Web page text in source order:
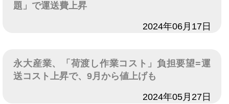
題」で運送費上昇
2024年06月17日
永大産業、「荷渡し作業コスト」負担要望=運
送コスト上昇で、9月から値上げも
2024年05月27日